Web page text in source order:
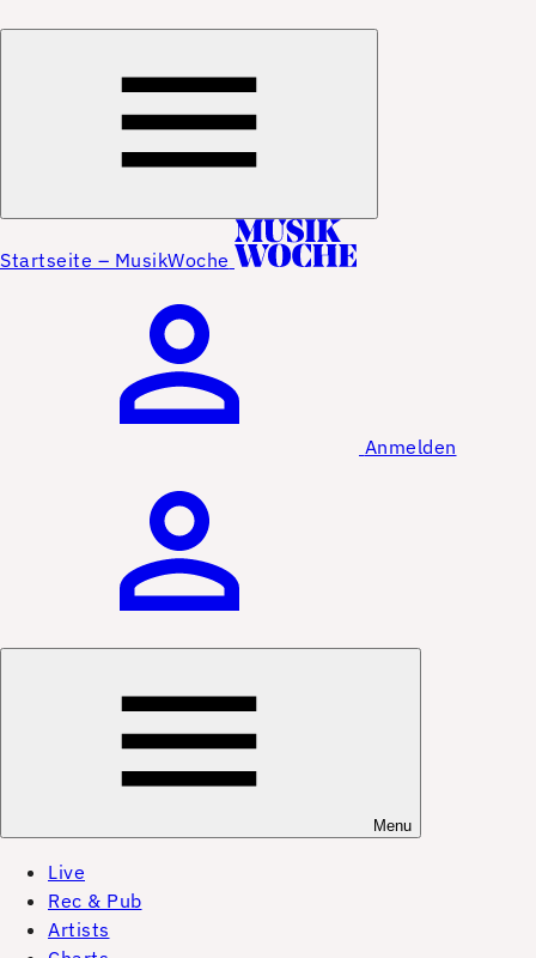
Startseite – MusikWoche
Anmelden
Menu
Live
Rec & Pub
Artists